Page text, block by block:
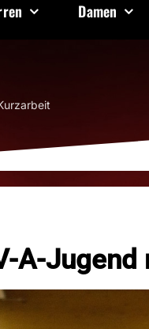
Damen
A-